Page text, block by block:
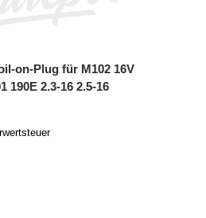
on-Plug für M102 16V
190E 2.3-16 2.5-16